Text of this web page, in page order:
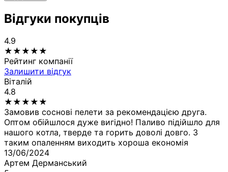
Відгуки покупців
4.9
★ ★ ★ ★ ★
Рейтинг компанії
Залишити відгук
Віталій
4.8
★ ★ ★ ★ ★
Замовив соснові пелети за рекомендацією друга.
Оптом обійшлося дуже вигідно! Паливо підійшло для
нашого котла, тверде та горить доволі довго. З
таким опаленням виходить хороша економія
13/06/2024
Артем Дерманський